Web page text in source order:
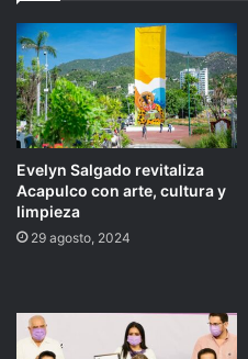
Evelyn Salgado revitaliza
Acapulco con arte, cultura y
limpieza
29 agosto, 2024